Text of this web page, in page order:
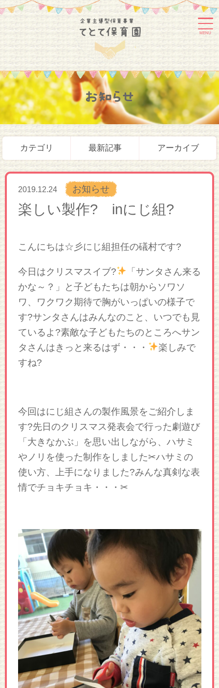
MENU
お知らせ
カテゴリ 最新記事 アーカイブ
2019.12.24 お知らせ
楽しい製作? inにじ組?
こんにちは☆彡にじ組担任の礒村です?
今日はクリスマスイブ?
「サンタさん来る
かな～？」と子どもたちは朝からソワソ
ワ、ワクワク期待で胸がいっぱいの様子で
す?サンタさんはみんなのこと、いつでも見
ているよ?素敵な子どもたちのところへサン
タさんはきっと来るはず・・・
楽しみで
すね?
今回はにじ組さんの製作風景をご紹介しま
す?先日のクリスマス発表会で行った劇遊び
「大きなかぶ」を思い出しながら、ハサミ
やノリを使った制作をしました✂ハサミの
使い方、上手になりました?みんな真剣な表
情でチョキチョキ・・・✂